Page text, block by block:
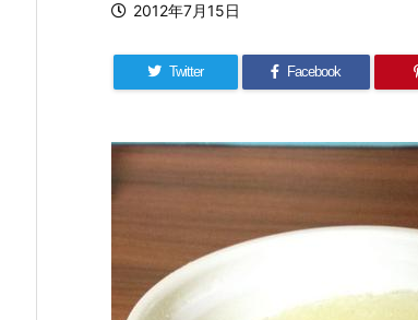
2012年7月15日
Twitter Facebook